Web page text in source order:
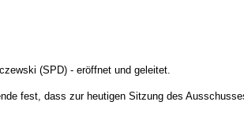
(SPD) - eröffnet und geleitet.
fest, dass zur heutigen Sitzung des